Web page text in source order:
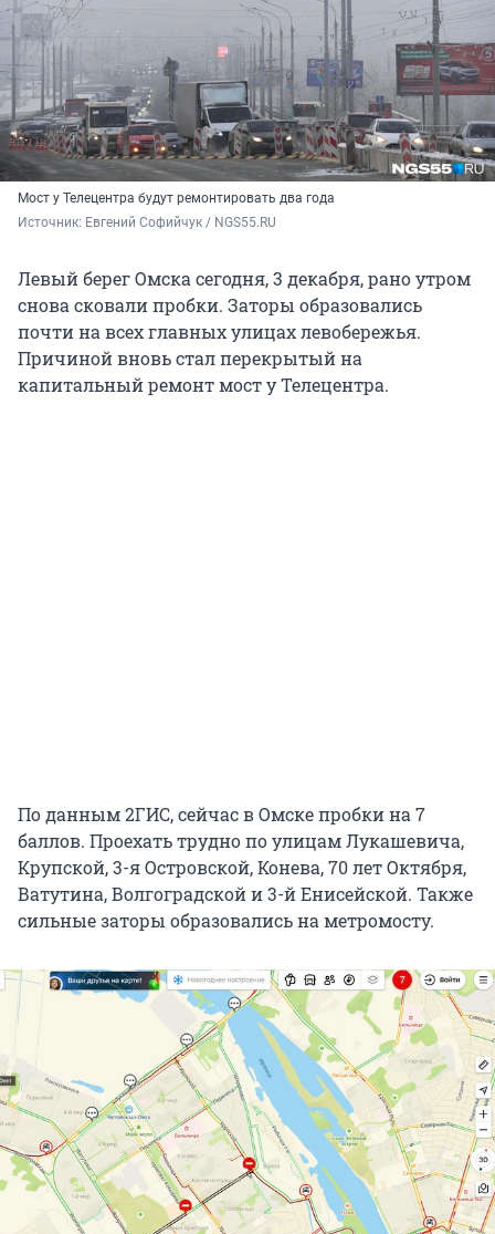
Мост у Телецентра будут ремонтировать два года
Источник: Евгений Софийчук / NGS55.RU
Левый берег Омска сегодня, 3 декабря, рано утром
снова сковали пробки. Заторы образовались
почти на всех главных улицах левобережья.
Причиной вновь стал перекрытый на
капитальный ремонт мост у Телецентра.
По данным 2ГИС, сейчас в Омске пробки на 7
баллов. Проехать трудно по улицам Лукашевича,
Крупской, 3-я Островской, Конева, 70 лет Октября,
Ватутина, Волгоградской и 3-й Енисейской. Также
сильные заторы образовались на метромосту.